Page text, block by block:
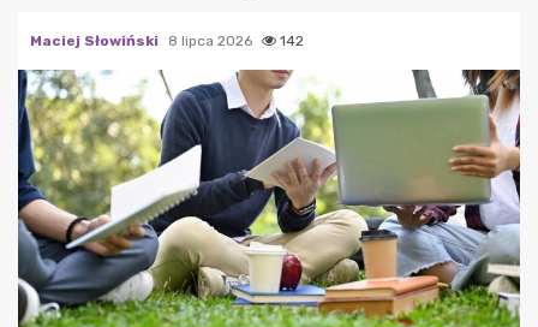
Maciej Słowiński 8 lipca 2026 142